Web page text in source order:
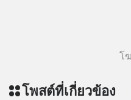
เครียด
บรรเทา
โ
โพสต์ที่เกี่ยวข้อง